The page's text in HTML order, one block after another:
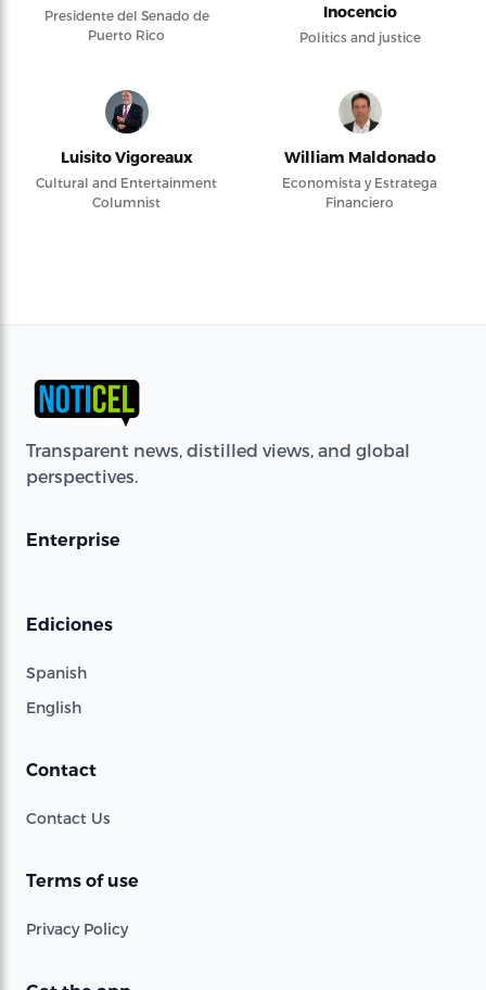
Presidente del Senado de
Puerto Rico
Inocencio
Politics and justice
Luisito Vigoreaux
Cultural and Entertainment
Columnist
William Maldonado
Economista y Estratega
Financiero
Transparent news, distilled views, and global
perspectives.
Enterprise
Ediciones
Spanish
English
Contact
Contact Us
Terms of use
Privacy Policy